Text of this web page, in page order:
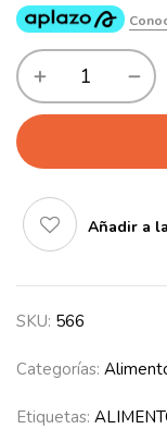
Añadir a
SKU: 566
Categorías:
Etiquetas: